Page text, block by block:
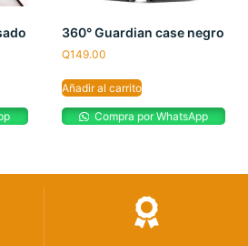
360° Guardian case negro
Q149.00
Añadir al carrito
Compra por WhatsApp